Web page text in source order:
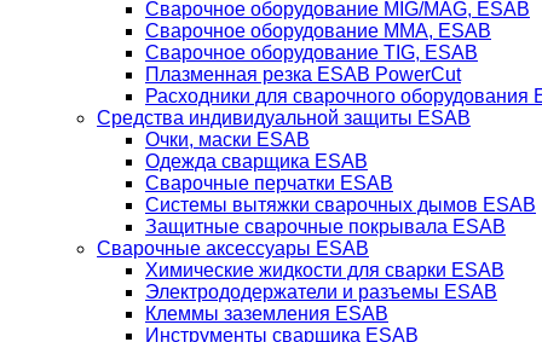
Сварочное оборудование MIG/MAG, ESAB
Сварочное оборудование ММА, ESAB
Сварочное оборудование TIG, ESAB
Плазменная резка ESAB PowerCut
Расходники для сварочного оборудования
Средства индивидуальной защиты ESAB
Очки, маски ESAB
Одежда сварщика ESAB
Сварочные перчатки ESAB
Системы вытяжки сварочных дымов ESAB
Защитные сварочные покрывала ESAB
Сварочные аксессуары ESAB
Химические жидкости для сварки ESAB
Электрододержатели и разъемы ESAB
Клеммы заземления ESAB
Инструменты сварщика ESAB